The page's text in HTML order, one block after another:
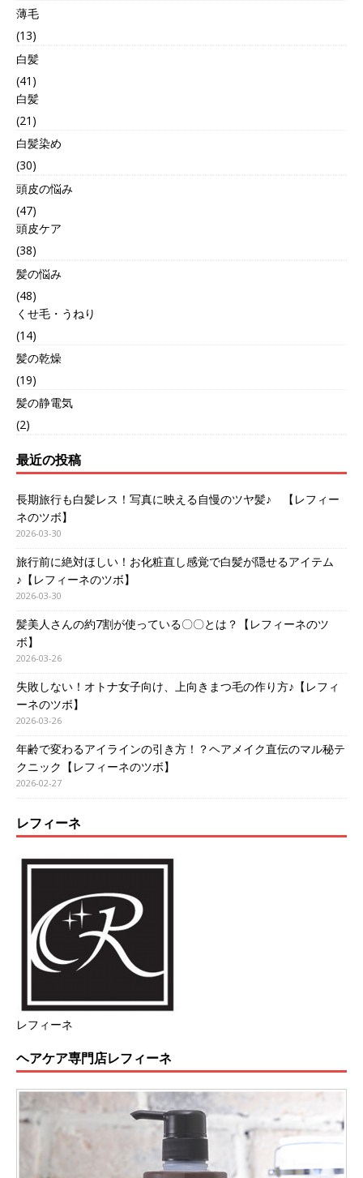
薄毛
(13)
白髪
(41)
白髪
(21)
白髪染め
(30)
頭皮の悩み
(47)
頭皮ケア
(38)
髪の悩み
(48)
くせ毛・うねり
(14)
髪の乾燥
(19)
髪の静電気
(2)
最近の投稿
長期旅行も白髪レス！写真に映える自慢のツヤ髪♪ 【レフィー
ネのツボ】
2026-03-30
旅行前に絶対ほしい！お化粧直し感覚で白髪が隠せるアイテム
♪【レフィーネのツボ】
2026-03-30
髪美人さんの約7割が使っている〇〇とは？【レフィーネのツ
ボ】
2026-03-26
失敗しない！オトナ女子向け、上向きまつ毛の作り方♪【レフィ
ーネのツボ】
2026-03-26
年齢で変わるアイラインの引き方！？ヘアメイク直伝のマル秘テ
クニック【レフィーネのツボ】
2026-02-27
レフィーネ
レフィーネ
ヘアケア専門店レフィーネ